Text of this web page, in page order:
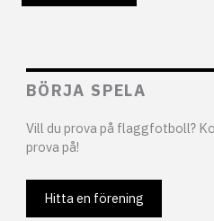
BÖRJA SPELA
Vill du prova på flaggfotboll?
prova på!
Hitta en förening